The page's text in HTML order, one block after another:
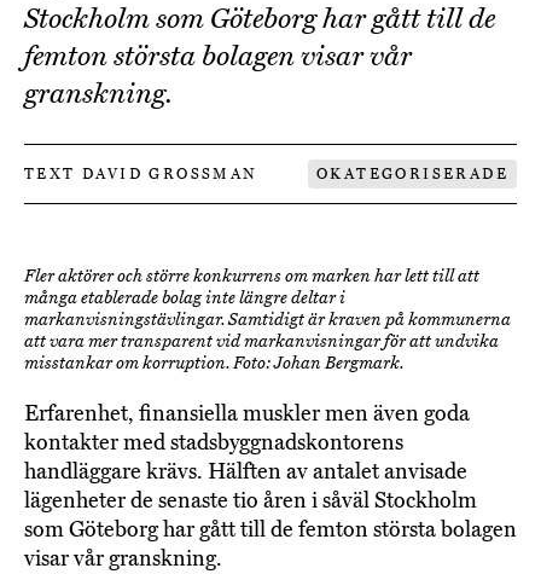
Stockholm som Göteborg har gått till de
femton största bolagen visar vår
granskning.
TEXT DAVID GROSSMAN OKATEGORISERADE
Fler aktörer och större konkurrens om marken har lett till att
många etablerade bolag inte längre deltar i
markanvisningstävlingar. Samtidigt är kraven på kommunerna
att vara mer transparent vid markanvisningar för att undvika
misstankar om korruption. Foto: Johan Bergmark.
Erfarenhet, finansiella muskler men även goda
kontakter med stadsbyggnadskontorens
handläggare krävs. Hälften av antalet anvisade
lägenheter de senaste tio åren i såväl Stockholm
som Göteborg har gått till de femton största bolagen
visar vår granskning.